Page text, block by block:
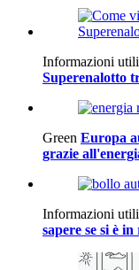
Informazioni utili
Superenalotto
Green Europa
grazie
Informazioni utili
sapere se si è in